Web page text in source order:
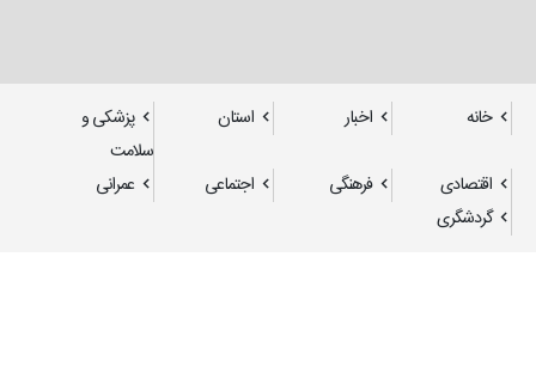
خانه اخبار استان
پزشکی و
سلامت
اقتصادی
فرهنگی اجتماعی
عمرانی
گردشگری